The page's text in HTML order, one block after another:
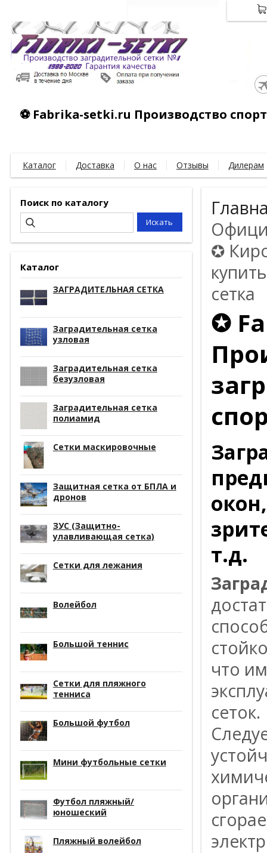
⚽ Fabrika-setki.ru Производство
Каталог Доставка О нас Отзывы Дилерам
Поиск по каталогу
Каталог
ЗАГРАДИТЕЛЬНАЯ СЕТКА
Заградительная сетка
узловая
Заградительная сетка
безузловая
Заградительная сетка
полиамид
Сетки маскировочные
Защитная сетка от БПЛА и
дронов
ЗУС (Защитно-
улавливающая сетка)
Сетки для лежания
Волейбол
Большой теннис
Сетки для пляжного
тенниса
Большой футбол
Мини футбольные сетки
Футбол пляжный/
юношеский
Пляжный волейбол
✪
сетка
✪
т.д.
что
сеток.